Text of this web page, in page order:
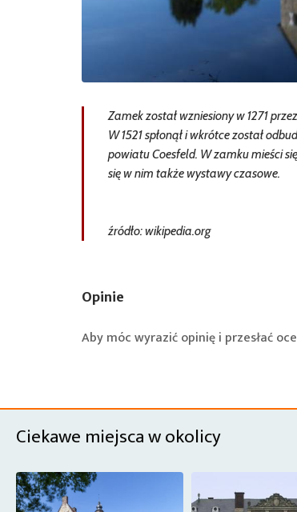
Zamek został wzniesiony w 1271
W 1521 spłonął i wkrótce został
powiatu Coesfeld. W zamku mieści
się w nim także wystawy czasowe.
źródło: wikipedia.org
Opinie
Aby móc wyrazić opinię i przesłać
Ciekawe miejsca w okolicy